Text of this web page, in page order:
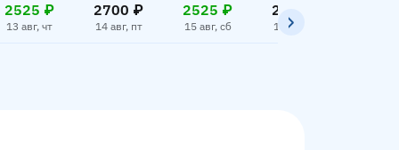
2525 ₽
13 авг, чт
2700 ₽
14 авг, пт
2525 ₽
15 авг, сб
2700 ₽
16 авг, вс